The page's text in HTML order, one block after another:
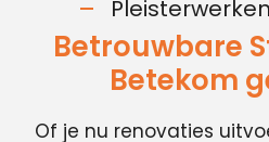
Betrouwbare
Betekom
Of je nu renovaties